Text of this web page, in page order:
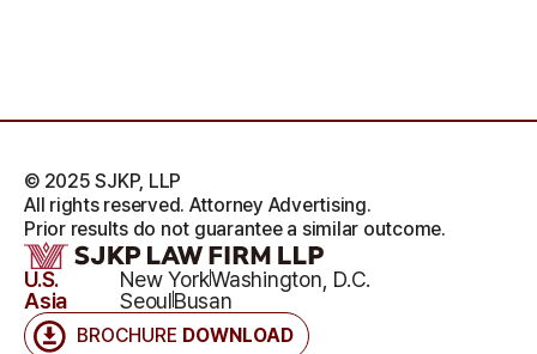
BROCHURE DOWNLOAD
U.S. New YorkWashington, D.C.
Asia
SeoulBusan
© 2025 SJKP, LLP
All rights reserved. Attorney Advertising.
Prior results do not guarantee a similar outcome.